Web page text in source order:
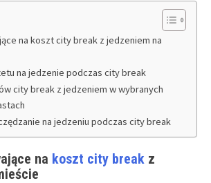
na koszt city break z jedzeniem na
na jedzenie podczas city break
city break z jedzeniem w wybranych
na jedzeniu podczas city break
na koszt city break z